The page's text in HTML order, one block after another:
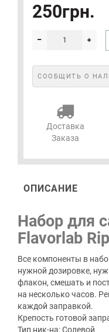
250грн.
СООБЩИТЬ О
Доставка
Заказа
ОПИСАНИЕ
Набор для
Flavorlab
Все компоненты в
нужной дозировке,
флакон, смешать и
на несколько часов.
каждой заправкой.
Крепость готовой
Тип ник-на: Солевой